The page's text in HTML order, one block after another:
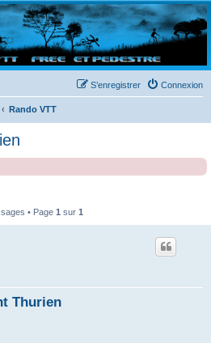
pédestre de Bretagne . Bonne navigation sur le site
Connexion
S’enregistrer
Rando VTT
• Page 1 sur 1
Thurien